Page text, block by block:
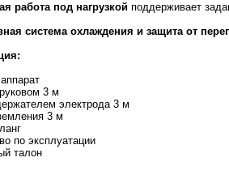
работа под нагрузкой поддерживает
система охлаждения и защита от
3 м
электрода 3 м
3 м
по эксплуатации
талон